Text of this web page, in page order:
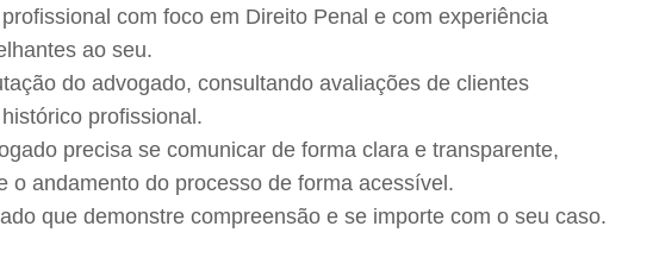
com foco em Direito Penal e com experiência
ao seu.
do advogado, consultando avaliações de clientes
profissional.
precisa se comunicar de forma clara e transparente,
o andamento do processo de forma acessível.
que demonstre compreensão e se importe com o seu caso.